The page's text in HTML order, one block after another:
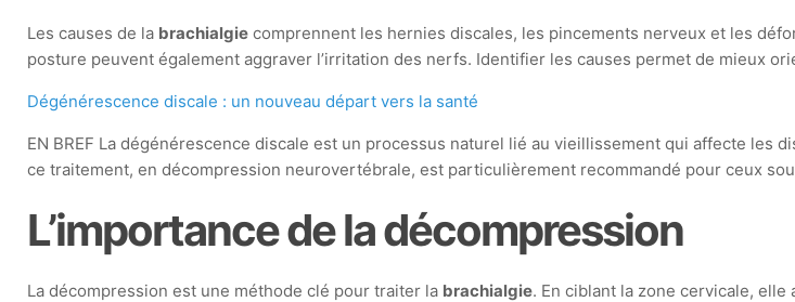
Les causes de la brachialgie comprennent les hernies discales, les pincements nerveux et les
posture peuvent également aggraver l’irritation des nerfs. Identifier les causes permet de mieux
Dégénérescence discale : un nouveau départ vers la santé
EN BREF La dégénérescence discale est un processus naturel lié au vieillissement qui affecte
ce traitement, en décompression neurovertébrale, est particulièrement recommandé pour ceux
L’importance de la décompression
La décompression est une méthode clé pour traiter la brachialgie. En ciblant la zone cervicale,